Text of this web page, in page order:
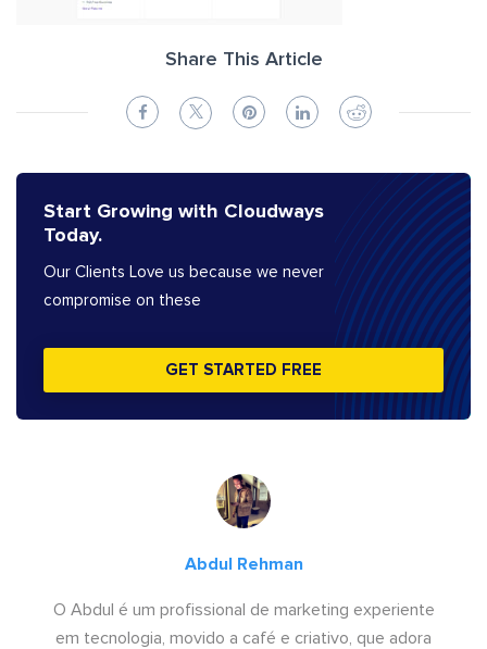
Share This Article
Start Growing with Cloudways
Today.
Our Clients Love us because we never
compromise on these
GET STARTED FREE
Abdul Rehman
O Abdul é um profissional de marketing experiente
em tecnologia, movido a café e criativo, que adora